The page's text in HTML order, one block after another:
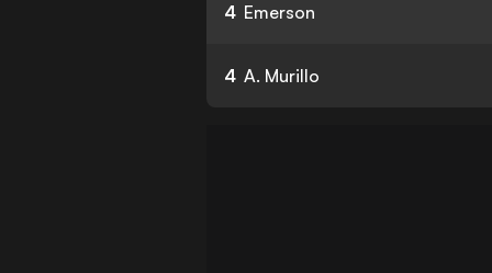
4 Emerson
4 A. Murillo